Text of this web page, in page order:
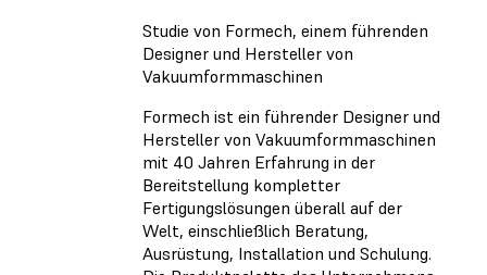
Studie von Formech, einem führenden
Designer und Hersteller von
Vakuumformmaschinen
Formech ist ein führender Designer und
Hersteller von Vakuumformmaschinen
mit 40 Jahren Erfahrung in der
Bereitstellung kompletter
Fertigungslösungen überall auf der
Welt, einschließlich Beratung,
Ausrüstung, Installation und Schulung.